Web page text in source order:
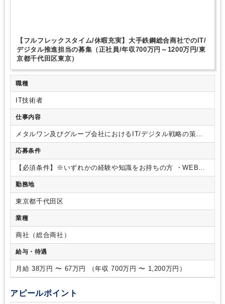
【フルフレックスタイム/休暇充実】大手鉄鋼総合商社でのIT/
デジタル推進担当の募集（正社員/年収700万円～1200万円/東
京都千代田区東京）
職種
IT技術者
仕事内容
メタルワン及びグループ会社におけるIT/デジタル戦略の策定
と実行管理、システム/デジタルツールの導入・開発、運用に
関する業務を担当いただきます。
規、既存システム/デジタルツールに対する構想立案、要件定
義、導入プロジェクト管理、社内ユーザとの調整、ベンダーコ
ントロール等 【ポイント】・組織強化のための採用となりま
す。・メタルワン本体だけではなく、グループ会社を対象と
したITコンサル＆コーディネーション業務も発生いたします。
・上記業務に偏ることなく、場合によって他組織異動含め経験
います。そのため、上流工程中心となりますが、プロジェクト
全体の管理は対応いただく予定です。
で、コミュニケーションが取り易いよう社内のレイアウトも工
夫されているため、中途の方も安心して働ける環境が整ってい
り、標準労働時間も7時間15分と、ワークライフバランスを保
応募条件
【必須条件】※いずれかの経験や知識をお持ちの方 ・WEBア
プリ導入、Eコマースサイト構築、データベース基盤(データレ
イク/DWH/データマート)構築経験
ージャー経験 ・上記経験に関連するIT・デジタル技術に関す
る専門知識
の方
勤務地
東京都千代田区
業種
商社（総合商社）
給与・待遇
月給 38万円 〜 67万円 （年収 700万円 〜 1,200万円）
アピールポイント